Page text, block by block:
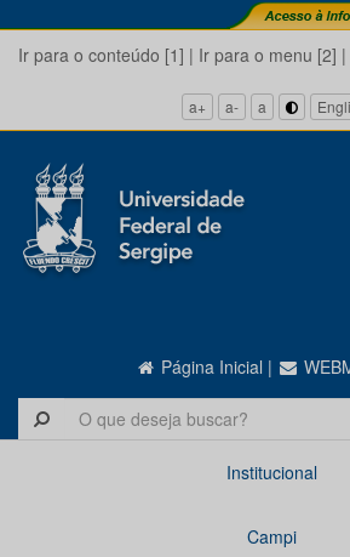
Ir para o conteúdo [1] | Ir para o menu [2] |
a+ a- a
Página Inicial |
Institucional
Campi